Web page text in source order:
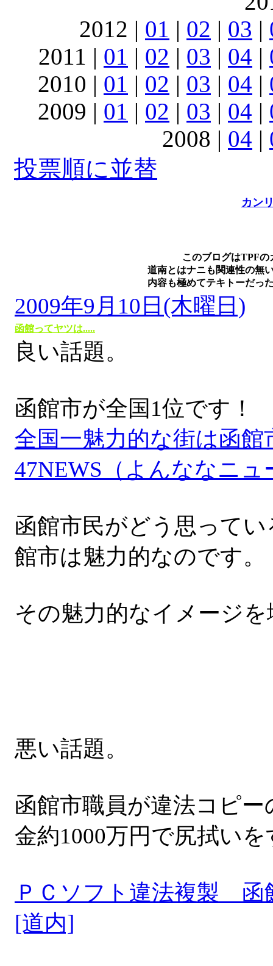
2012 | 01 | 02 | 03 |
2011 | 01 | 02 | 03 | 04 |
2010 | 01 | 02 | 03 | 04 |
2009 | 01 | 02 | 03 | 04 |
2008 | 04 |
投票順に並替
カン
このブログはTPFの
道南とはナニも関連性の無
内容も極めてテキトーだっ
2009年9月10日(木曜日)
函館ってヤツは.....
良い話題。
函館市が全国1位です！
全国一魅力的な街は函
47NEWS（よんななニュ
函館市民がどう思って
館市は魅力的なのです。
その魅力的なイメージ
悪い話題。
函館市職員が違法コピ
金約1000万円で尻拭い
ＰＣソフト違法複製 函
[道内]